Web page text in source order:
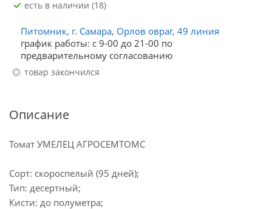
Есть в наличии (18)
Питомник, г. Самара, Орлов овраг, 49 линия
график работы: с 9-00 до 21-00 по
предварительному согласованию
Товар закончился
Описание
Томат УМЕЛЕЦ АГРОСЕМТОМС
Сорт: скороспелый (95 дней);
Тип: десертный;
Кисти: до полуметра;